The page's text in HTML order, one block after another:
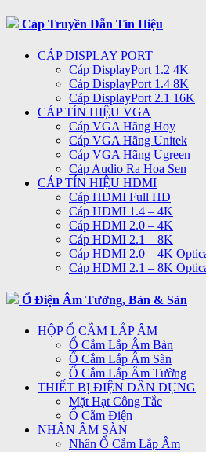
Cáp Truyền Dẫn Tín Hiệu
CÁP DISPLAY PORT
Cáp DisplayPort 1.2 4K
Cáp DisplayPort 1.4 8K
Cáp DisplayPort 2.1 16K
CÁP TÍN HIỆU VGA
Cáp VGA Hãng Hoy
Cáp VGA Hãng Unitek
Cáp VGA Hãng Ugreen
Cáp Audio Ra Hoa Sen
CÁP TÍN HIỆU HDMI
Cáp HDMI Full HD
Cáp HDMI 1.4 – 4K
Cáp HDMI 2.0 – 4K
Cáp HDMI 2.1 – 8K
Cáp HDMI 2.0 – 4K
Cáp HDMI 2.1 – 8K
Ổ Điện Âm Tường, Bàn & Sàn
HỘP Ổ CẮM LẮP ÂM
Ổ Cắm Lắp Âm Bàn
Ổ Cắm Lắp Âm Sàn
Ổ Cắm Lắp Âm Tường
THIẾT BỊ ĐIỆN DÂN DỤNG
Mặt Hạt Công Tắc
Ổ Cắm Điện
NHÂN ÂM SÀN
Nhân Ổ Cắm Lắp Âm